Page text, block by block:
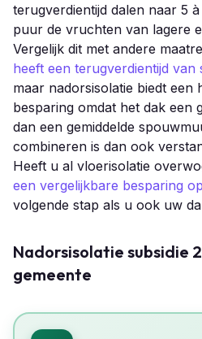
terugverdientijd dalen naar 5
puur de vruchten van lagere
Vergelijk dit met andere
heeft een terugverdientijd van
maar nadorsisolatie biedt een
besparing omdat het dak een
dan een gemiddelde
combineren is dan ook
Heeft u al vloerisolatie
een vergelijkbare besparing op
volgende stap als u ook uw
Nadorsisolatie subsidie
gemeente